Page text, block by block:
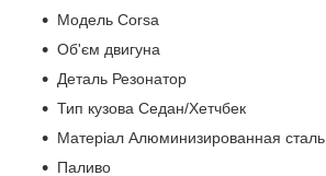
Модель Corsa
Об'єм двигуна
Деталь Резонатор
Тип кузова Седан/Хетчбек
Матеріал Алюминизированная сталь
Паливо